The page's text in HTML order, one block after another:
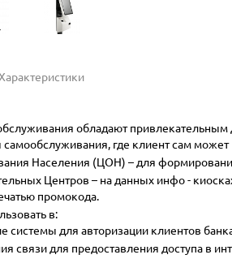
обладают
где клиент сам может
Населения (ЦОН) – для
Центров – на данных инфо -
промокода.
в:
системы для авторизации клиентов
связи для предоставления доступа в